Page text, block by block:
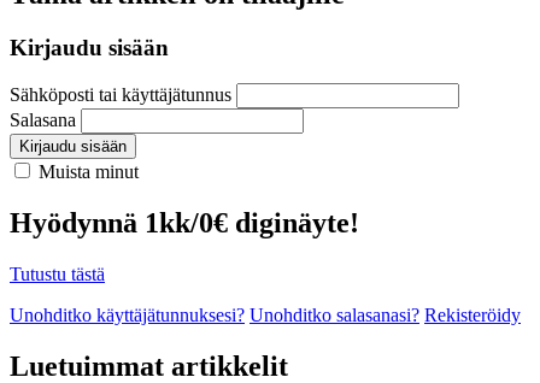
Kirjaudu sisään
Sähköposti tai käyttäjätunnus
Salasana
Kirjaudu sisään
Muista minut
Hyödynnä 1kk/0€ diginäyte!
Tutustu tästä
Unohditko käyttäjätunnuksesi? Unohditko salasanasi? Rekisteröidy
Luetuimmat artikkelit